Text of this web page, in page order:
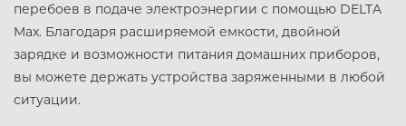
перебоев в подаче электроэнергии с помощью DELTA
Max. Благодаря расширяемой емкости, двойной
зарядке и возможности питания домашних приборов,
вы можете держать устройства заряженными в любой
ситуации.